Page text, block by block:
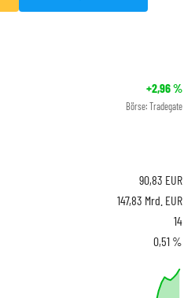
+2,96%
Börse: Tradegate
90,83 EUR
147,83 Mrd. EUR
14
0,51 %